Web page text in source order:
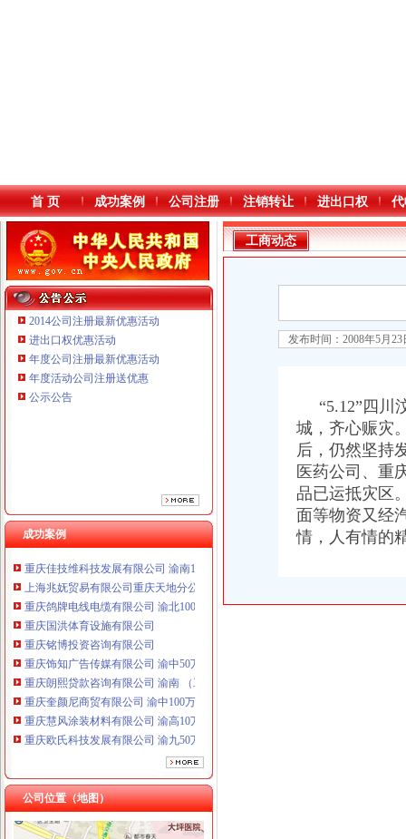
本站导航
首 页 成功案例 公司注册 注销转让 进出口权
2014公司注册最新优惠活动
进出口权优惠活动
年度公司注册最新优惠活动
年度活动公司注册送优惠
公示公告
成功案例
重庆鸽牌电线电缆有限公司 渝北10010万 (进出口权)
重庆国洪体育设施有限公司
重庆慧风涂装材料有限公司 渝高10万 （工商注册）
重庆欧氏科技发展有限公司 渝九50万 （进出口权）
重庆盛旗投资咨询有限公司 渝中10万 （工商注册）
上海兆妩贸易有限公司重庆天地分公司 渝中 （工商注册）
重庆鸽牌电线电缆有限公司 渝北10010万 (进出口权)
重庆国洪体育设施有限公司
重庆铭博投资咨询有限公司
重庆饰知广告传媒有限公司 渝中50万 （工商注册）
重庆朗熙贷款咨询有限公司 渝南 （工商注册）
重庆奎颜尼商贸有限公司 渝中100万 （工商注册）
重庆慧风涂装材料有限公司 渝高10万 （工商注册）
重庆欧氏科技发展有限公司 渝九50万 （进出口权）
重庆盛旗投资咨询有限公司 渝中10万 （工商注册）
重庆佳技维科技发展有限公司 渝南100万 （进出口权）
上海兆妩贸易有限公司重庆天地分公司 渝中 （工商注册）
公司位置（地图）
工商动态
发布时间：2008年5月
“5.12”四川
城，齐心赈灾
后，仍然坚持
医药公司、重
品已运抵灾区
面等物资又经
情，人有情的